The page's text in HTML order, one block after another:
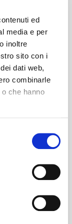
ed
media e per
inoltre
sito con i
dati web,
combinarle
che hanno
dediato
in cui le
in un
raccontare il tuo
community di